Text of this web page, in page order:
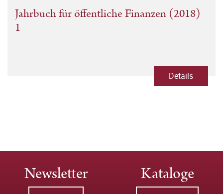
Jahrbuch für öffentliche Finanzen (2018)
1
Details
Newsletter Kataloge